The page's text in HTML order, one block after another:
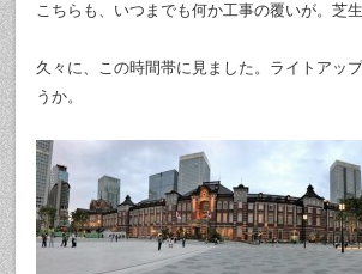
こちらも、いつまでも何か工事の覆いが。芝
久々に、この時間帯に見ました。ライトアッ
うか。